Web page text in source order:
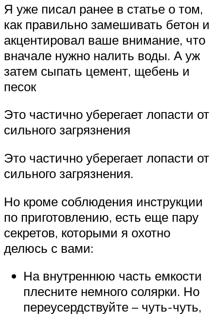
Я уже писал ранее в статье о том,
как правильно замешивать бетон и
акцентировал ваше внимание, что
вначале нужно налить воды. А уж
затем сыпать цемент, щебень и
песок
Это частично уберегает лопасти от
сильного загрязнения
Это частично уберегает лопасти от
сильного загрязнения.
Но кроме соблюдения инструкции
по приготовлению, есть еще пару
секретов, которыми я охотно
делюсь с вами:
На внутреннюю часть емкости
плесните немного солярки. Но
переусердствуйте – чуть-чуть,